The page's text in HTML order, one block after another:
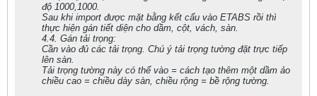
độ 1000,1000.
Sau khi import được mặt bằng kết cấu vào ETABS rồi thì
thực hiện gán tiết diện cho dầm, cột, vách, sàn.
4.4. Gán tải trọng:
Cần vào đủ các tải trọng. Chú ý tải trọng tường đặt trực tiếp
lên sàn.
Tải trọng tường này có thể vào = cách tạo thêm một dầm ảo
chiều cao = chiều dày sàn, chiều rộng = bề rộng tường.